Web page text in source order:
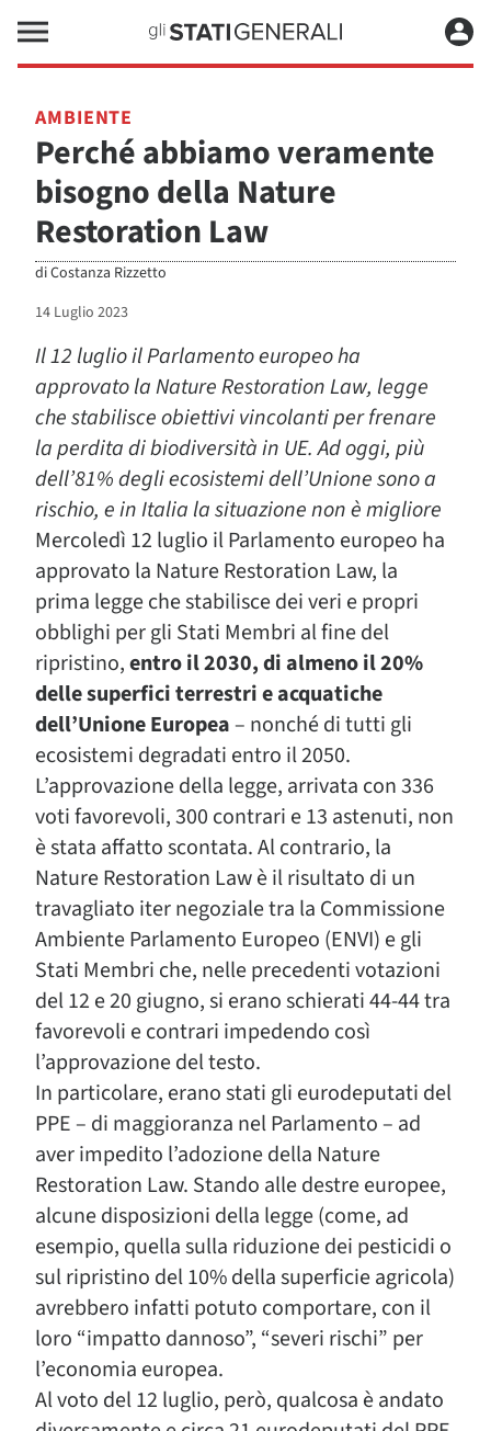
AMBIENTE
Perché abbiamo veramente
bisogno della Nature
Restoration Law
diCostanza Rizzetto
14 Luglio 2023
Il 12 luglio il Parlamento europeo ha
approvato la Nature Restoration Law, legge
che stabilisce obiettivi vincolanti per frenare
la perdita di biodiversità in UE. Ad oggi, più
dell’81% degli ecosistemi dell’Unione sono a
rischio, e in Italia la situazione non è migliore
Mercoledì 12 luglio il Parlamento europeo ha
approvato la Nature Restoration Law, la
prima legge che stabilisce dei veri e propri
obblighi per gli Stati Membri al fine del
ripristino,entro il 2030, di almeno il 20%
delle superfici terrestri e acquatiche
dell’Unione Europea – nonché di tutti gli
ecosistemi degradati entro il 2050.
L’approvazione della legge, arrivata con 336
voti favorevoli, 300 contrari e 13 astenuti, non
è stata affatto scontata. Al contrario, la
Nature Restoration Law è il risultato di un
travagliato iter negoziale tra la Commissione
Ambiente Parlamento Europeo (ENVI) e gli
Stati Membri che, nelle precedenti votazioni
del 12 e 20 giugno, si erano schierati 44-44 tra
favorevoli e contrari impedendo così
l’approvazione del testo.
In particolare, erano stati gli eurodeputati del
PPE – di maggioranza nel Parlamento – ad
aver impedito l’adozione della Nature
Restoration Law. Stando alle destre europee,
alcune disposizioni della legge (come, ad
esempio, quella sulla riduzione dei pesticidi o
sul ripristino del 10% della superficie agricola)
avrebbero infatti potuto comportare, con il
loro “impatto dannoso”, “severi rischi” per
l’economia europea.
Al voto del 12 luglio, però, qualcosa è andato